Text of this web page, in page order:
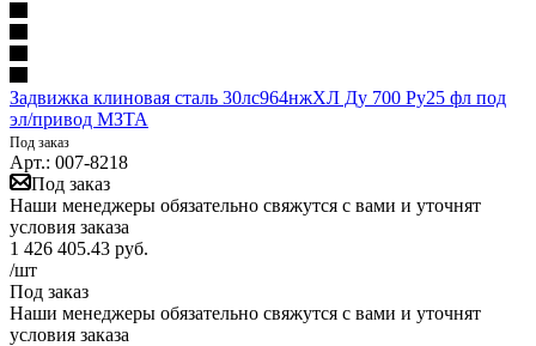
Задвижка клиновая сталь 30лс964нжХЛ Ду 700 Ру25 фл под
эл/привод МЗТА
Под заказ
Арт.: 007-8218
Под заказ
Наши менеджеры обязательно свяжутся с вами и уточнят
условия заказа
1 426 405.43 руб.
/шт
Под заказ
Наши менеджеры обязательно свяжутся с вами и уточнят
условия заказа